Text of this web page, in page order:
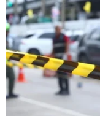
TIN CÙNG
Australia đề cao
vì hòa bình, ổn